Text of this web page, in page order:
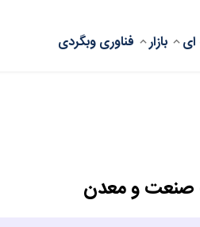
ای بازار فناوریوبگردی
صنعت و معدن